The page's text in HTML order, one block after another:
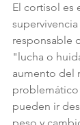
El cortisol es
supervivencia
responsable
"lucha o
aumento del
pueden ir